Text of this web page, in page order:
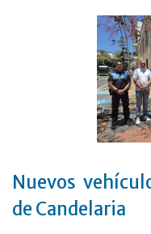
Nuevos
de Candelaria